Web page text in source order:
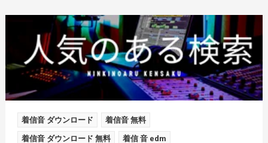
着信音 ダウンロード 着信音 無料
着信音 ダウンロード 無料 着信 音 edm